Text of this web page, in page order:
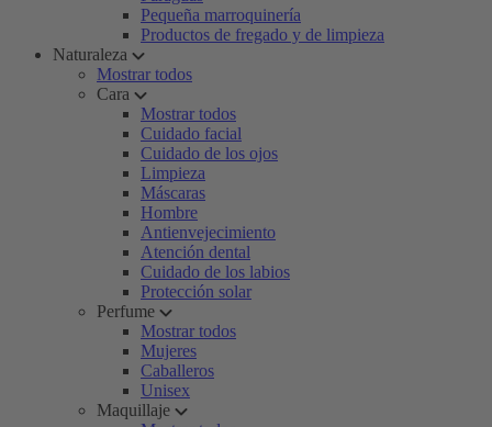
Pequeña marroquinería
Productos de fregado y de limpieza
Naturaleza
Mostrar todos
Cara
Mostrar todos
Cuidado facial
Cuidado de los ojos
Limpieza
Máscaras
Hombre
Antienvejecimiento
Atención dental
Cuidado de los labios
Protección solar
Perfume
Mostrar todos
Mujeres
Caballeros
Unisex
Maquillaje